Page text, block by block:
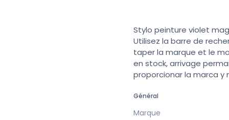
Stylo peinture violet
Utilisez la barre de
taper la marque et le
en stock, arrivage
proporcionar la marca y
Général
Marque